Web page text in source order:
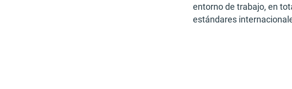
entorno de trabajo, en
estándares